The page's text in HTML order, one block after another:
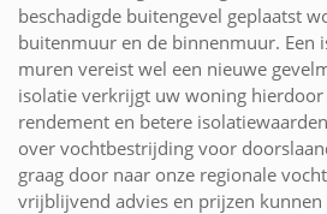
beschadigde buitengevel geplaatst
buitenmuur en de binnenmuur. Een
muren vereist wel een nieuwe
isolatie verkrijgt uw woning hierdoor
rendement en betere
over vochtbestrijding voor
graag door naar onze regionale
vrijblijvend advies en prijzen kunnen